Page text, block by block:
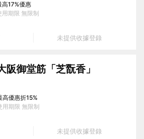
用期限無限制
高17%優惠
未提供收據登錄
阪御堂筋「芝翫香」
用期限 無限制
高優惠折15%
未提供收據登錄